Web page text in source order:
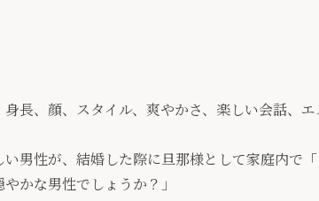
長、顔、スタイル、爽やかさ、楽しい会話、
男性が、結婚した際に旦那様として家庭内で
かな男性でしょうか？」